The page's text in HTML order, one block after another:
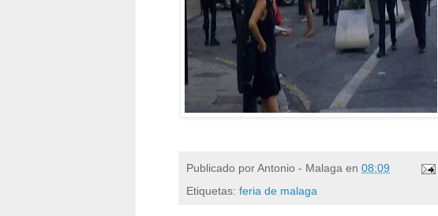
Publicado porAntonio - Malaga en 08:09
Etiquetas: feria de malaga